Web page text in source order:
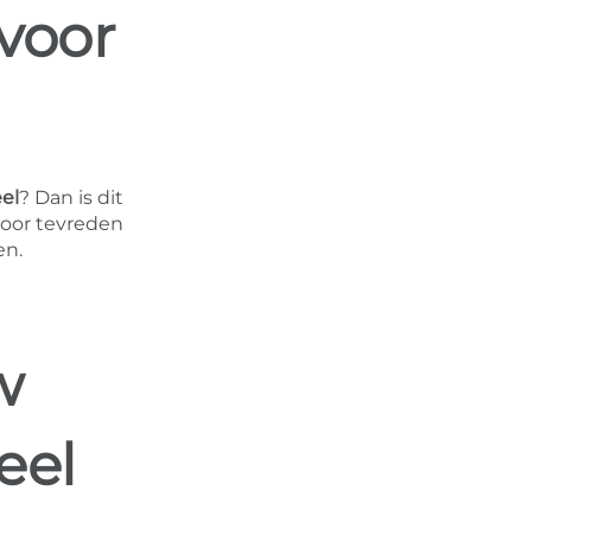
? Dan is dit
tevreden